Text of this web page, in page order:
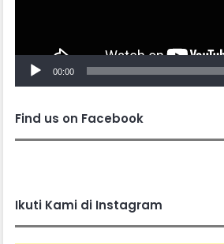
00:00
Find us on Facebook
Ikuti Kami di Instagram